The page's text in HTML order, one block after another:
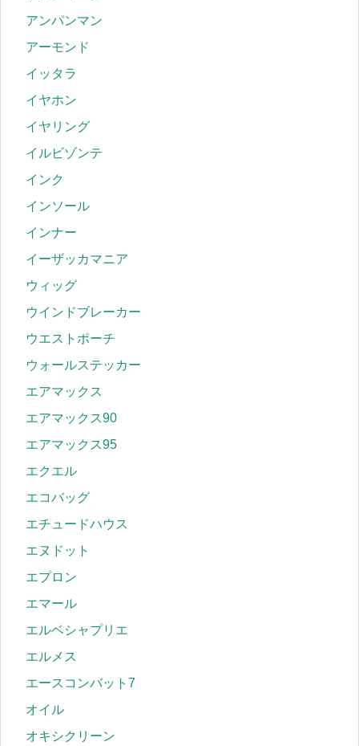
アンパンマン
アーモンド
イッタラ
イヤホン
イヤリング
イルビゾンテ
インク
インソール
インナー
イーザッカマニア
ウィッグ
ウインドブレーカー
ウエストポーチ
ウォールステッカー
エアマックス
エアマックス90
エアマックス95
エクエル
エコバッグ
エチュードハウス
エヌドット
エプロン
エマール
エルベシャプリエ
エルメス
エースコンバット7
オイル
オキシクリーン